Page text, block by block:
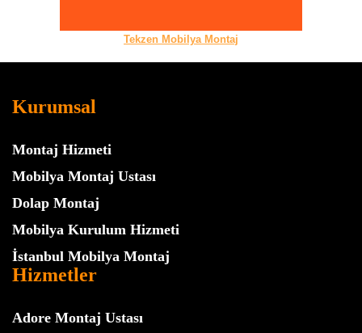
Tekzen Mobilya Montaj
Kurumsal
Montaj Hizmeti
Mobilya Montaj Ustası
Dolap Montaj
Mobilya Kurulum Hizmeti
İstanbul Mobilya Montaj
Hizmetler
Adore Montaj Ustası